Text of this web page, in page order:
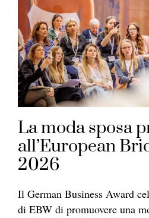
La moda sposa
all’European
2026
Il German Business Award
di EBW di promuovere una